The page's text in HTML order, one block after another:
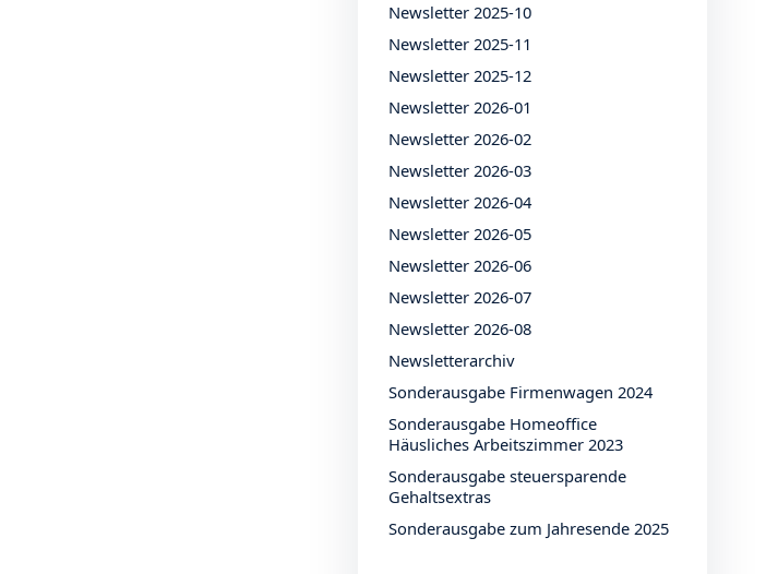
Newsletter 2025-10
Newsletter 2025-11
Newsletter 2025-12
Newsletter 2026-01
Newsletter 2026-02
Newsletter 2026-03
Newsletter 2026-04
Newsletter 2026-05
Newsletter 2026-06
Newsletter 2026-07
Newsletter 2026-08
Newsletterarchiv
Sonderausgabe Firmenwagen 2024
Sonderausgabe Homeoffice
Häusliches Arbeitszimmer 2023
Sonderausgabe steuersparende
Gehaltsextras
Sonderausgabe zum Jahresende 2025